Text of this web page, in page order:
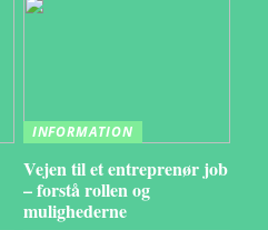
INFORMATION
Vejen til et entreprenør job
– forstå rollen og
mulighederne